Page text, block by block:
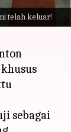
telah keluar!
memulai
sebagai